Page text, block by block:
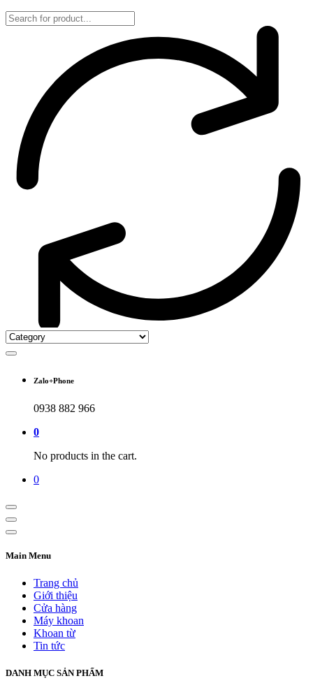
Zalo+Phone
0938 882 966
0
No products in the cart.
0
Main Menu
Trang chủ
Giới thiệu
Cửa hàng
Máy khoan
Khoan từ
Tin tức
DANH MỤC SẢN PHẨM